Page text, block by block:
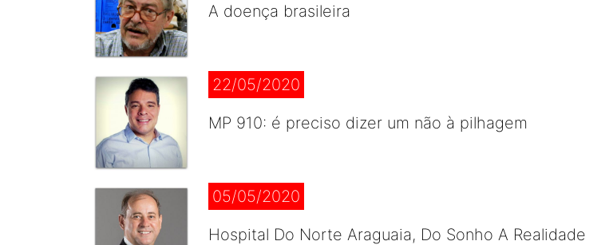
A doença brasileira
22/05/2020
MP 910: é preciso dizer um não à pilhagem
05/05/2020
Hospital Do Norte Araguaia, Do Sonho A Realidade